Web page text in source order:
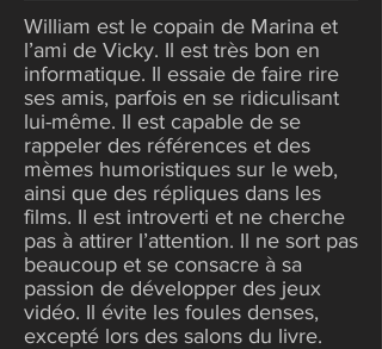
William est le copain de Marina et
l’ami de Vicky. Il est très bon en
informatique. Il essaie de faire rire
ses amis, parfois en se ridiculisant
lui-même. Il est capable de se
rappeler des références et des
mèmes humoristiques sur le web,
ainsi que des répliques dans les
films. Il est introverti et ne cherche
pas à attirer l’attention. Il ne sort pas
beaucoup et se consacre à sa
passion de développer des jeux
vidéo. Il évite les foules denses,
excepté lors des salons du livre.